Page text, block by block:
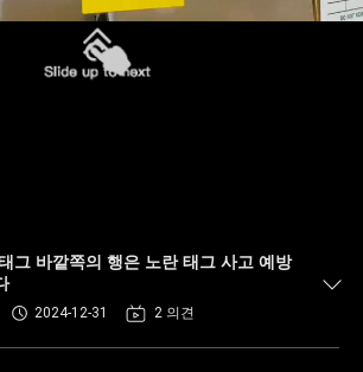
그 바깥쪽의 행은 노란 태그 사고 예방
2024-12-31 2 의견